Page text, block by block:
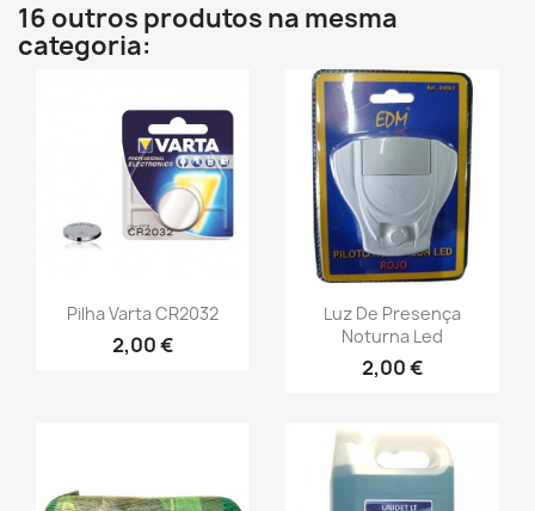
16 outros produtos na mesma
categoria:
Pilha Varta CR2032
2,00 €
Luz De Presença
Noturna Led
2,00 €